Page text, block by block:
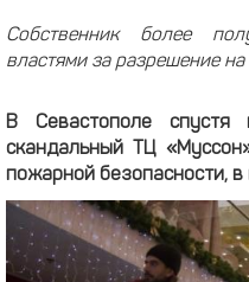
Собственник более
властями за разрешение
В Севастополе спустя
скандальный ТЦ
пожарной безопасности,